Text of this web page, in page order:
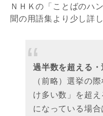
ＮＨＫの「ことばのハ
聞の用語集より少し詳
過半数を超える
（前略）選挙の
け多い数」を超
になっている場